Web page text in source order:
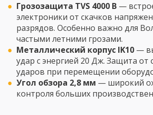
Грозозащита TVS 4000 В —
электроники от скачков
разрядов. Особенно важно для
частыми летними грозами.
Металлический корпус IK10 —
удар с энергией 20 Дж. Защита от
ударов при перемещении
Угол обзора 2,8 мм — широкий
контроля больших